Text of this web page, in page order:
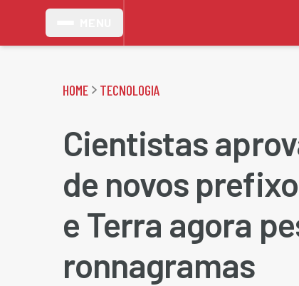
HOME TECNOLOGIA
Cientistas
de novos
e Terra agora
ronnagramas